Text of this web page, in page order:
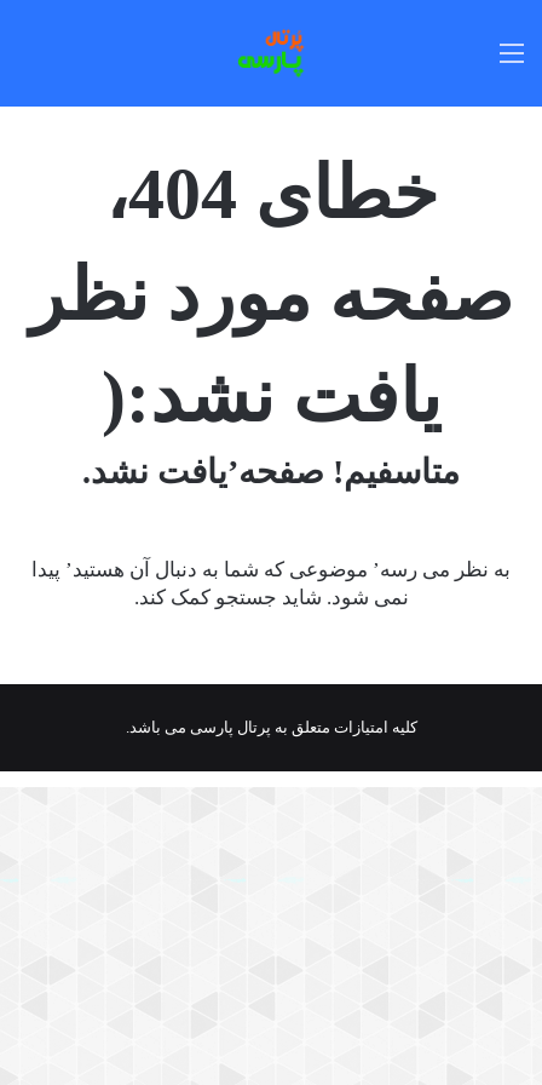
خطای 404،
صفحه مورد نظر
یافت نشد:(
متاسفیم! صفحه’یافت نشد.
به نظر می رسه’ موضوعی که شما به دنبال آن هستید’ پیدا
نمی شود. شاید جستجو کمک کند.
کلیه امتیازات متعلق به پرتال پارسی می باشد.